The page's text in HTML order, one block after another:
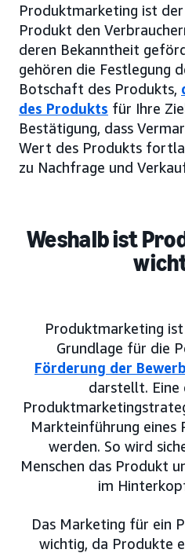
Produktmarketing ist
Produkt den
deren Bekanntheit
gehören die Festlegung
Botschaft des Produkts,
des Produkts für Ihre
Bestätigung, dass
Wert des Produkts
zu Nachfrage und
Weshalb ist
Produktmarketing
Grundlage für die
Förderung der
darstellt. Eine
Markteinführung
werden. So wird
Menschen das Produkt
im
Das Marketing für ein
wichtig, da Produkte